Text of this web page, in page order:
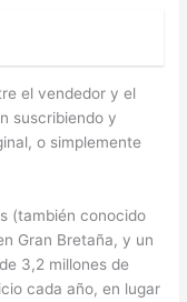
el vendedor y el
suscribiendo y
o simplemente
(también conocido
Gran Bretaña, y un
3,2 millones de
cada año, en lugar